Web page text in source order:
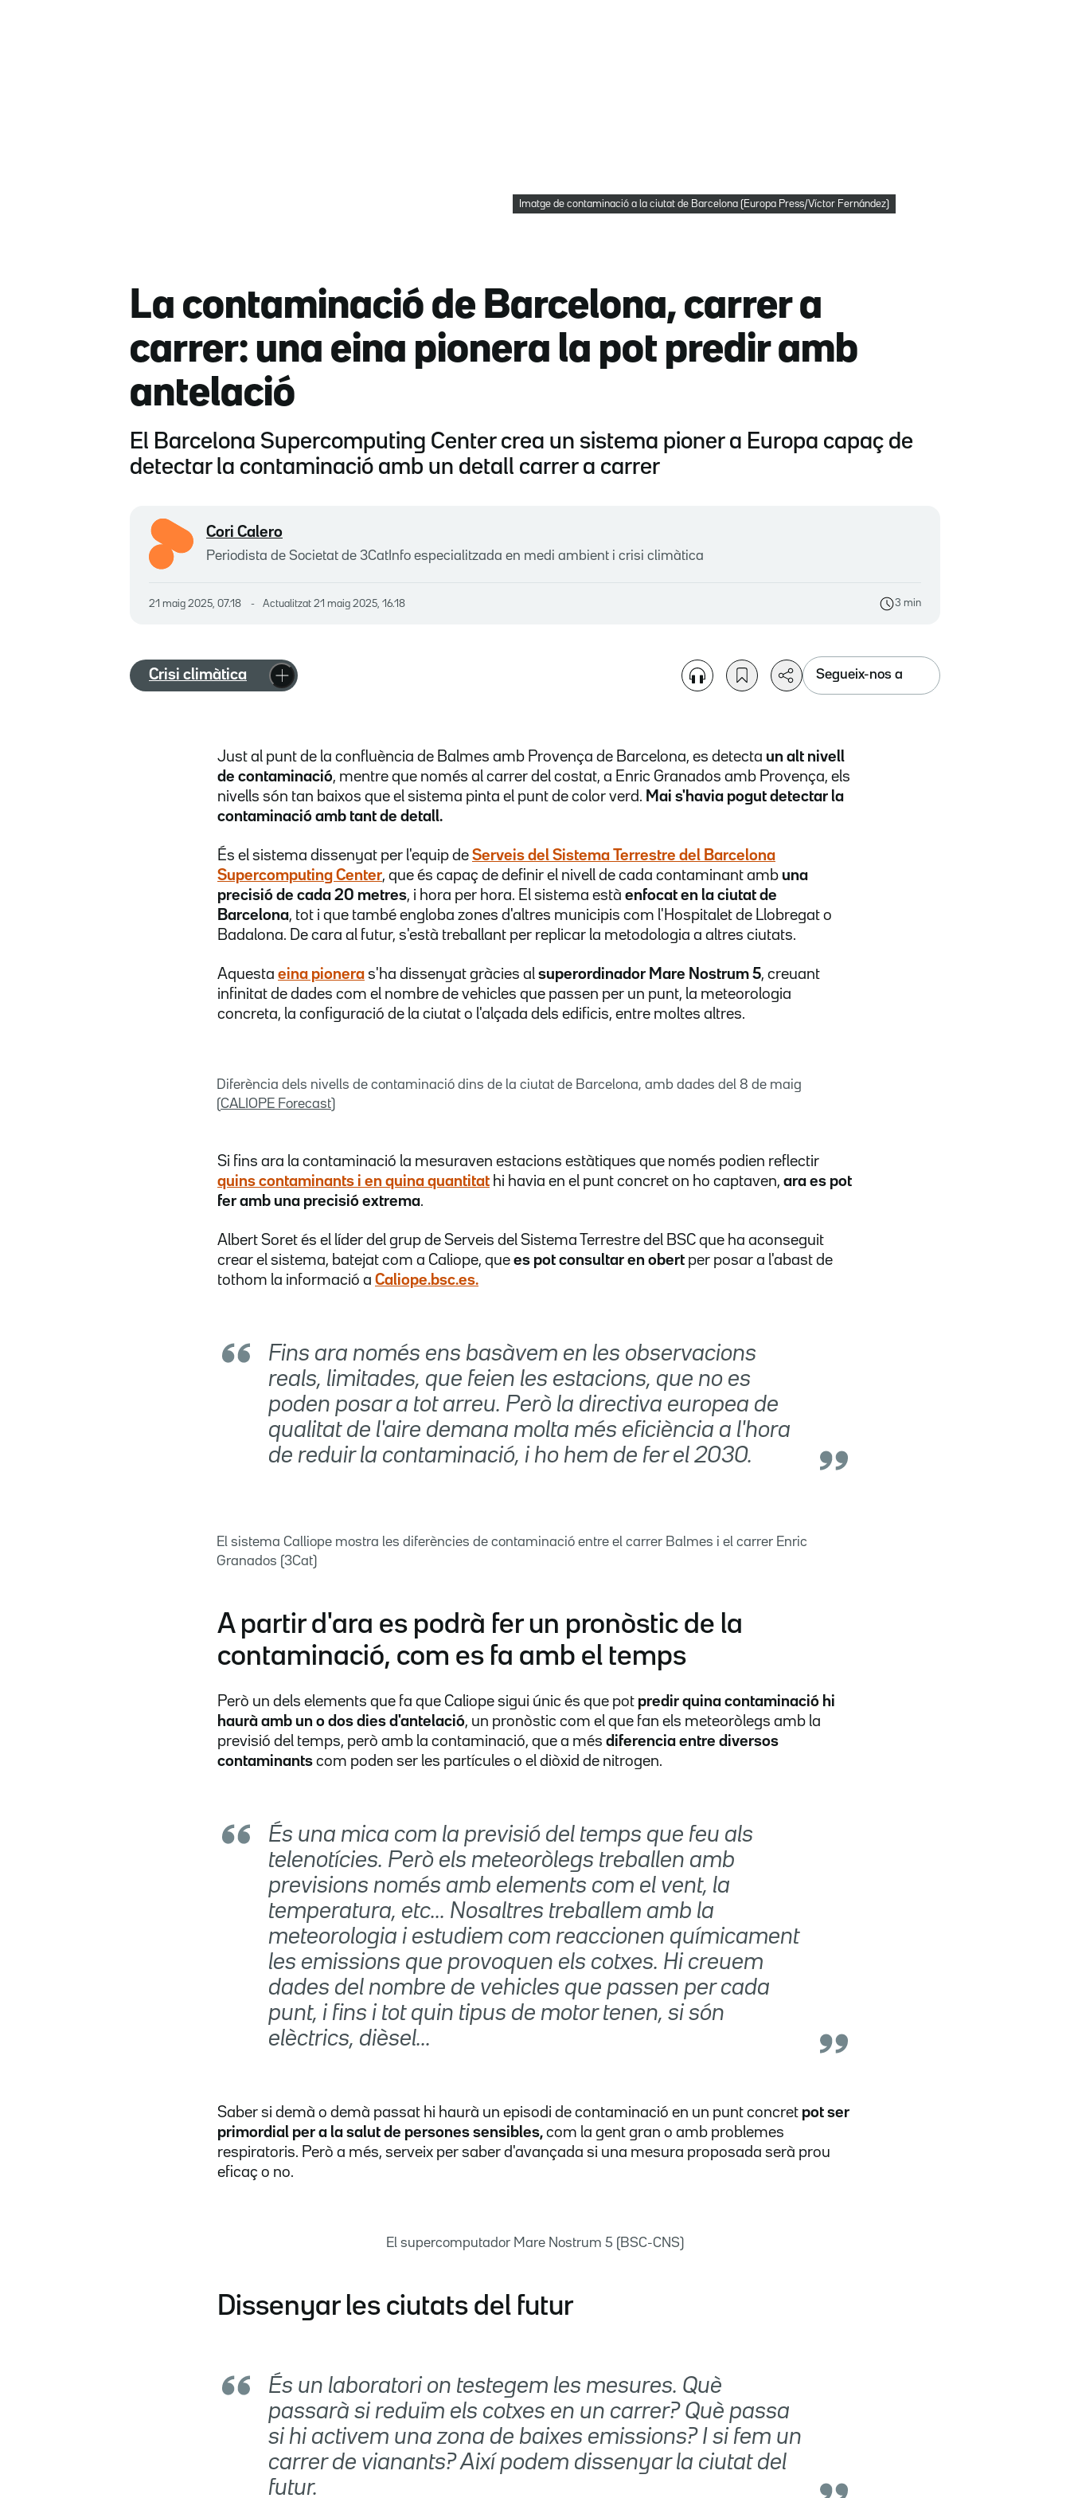
Imatge de contaminació a la ciutat de Barcelona (Europa Press/Víctor Fernández)
La contaminació de Barcelona, carrer a
carrer: una eina pionera la pot predir amb
antelació
El Barcelona Supercomputing Center crea un sistema pioner a Europa capaç de
detectar la contaminació amb un detall carrer a carrer
Cori Calero
Periodista de Societat de 3CatInfo especialitzada en medi ambient i crisi climàtica
21 maig 2025, 07.18 Actualitzat 21 maig 2025, 16.18 3 min
Crisi climàtica Segueix-nos a
Just al punt de la confluència de Balmes amb Provença de Barcelona, es detecta un alt nivell
de contaminació, mentre que només al carrer del costat, a Enric Granados amb Provença, els
nivells són tan baixos que el sistema pinta el punt de color verd. Mai s'havia pogut detectar la
contaminació amb tant de detall.
És el sistema dissenyat per l'equip de Serveis del Sistema Terrestre del Barcelona
Supercomputing Center, que és capaç de definir el nivell de cada contaminant amb una
precisió de cada 20 metres, i hora per hora. El sistema està enfocat en la ciutat de
Barcelona, tot i que també engloba zones d'altres municipis com l'Hospitalet de Llobregat o
Badalona. De cara al futur, s'està treballant per replicar la metodologia a altres ciutats.
Aquesta eina pionera s'ha dissenyat gràcies al superordinador Mare Nostrum 5, creuant
infinitat de dades com el nombre de vehicles que passen per un punt, la meteorologia
concreta, la configuració de la ciutat o l'alçada dels edificis, entre moltes altres.
Diferència dels nivells de contaminació dins de la ciutat de Barcelona, amb dades del 8 de maig
(CALIOPE Forecast)
Si fins ara la contaminació la mesuraven estacions estàtiques que només podien reflectir
quins contaminants i en quina quantitat hi havia en el punt concret on ho captaven, ara es pot
fer amb una precisió extrema.
Albert Soret és el líder del grup de Serveis del Sistema Terrestre del BSC que ha aconseguit
crear el sistema, batejat com a Caliope, que es pot consultar en obert per posar a l'abast de
tothom la informació a Caliope.bsc.es.
Fins ara només ens basàvem en les observacions
reals, limitades, que feien les estacions, que no es
poden posar a tot arreu. Però la directiva europea de
qualitat de l'aire demana molta més eficiència a l'hora
de reduir la contaminació, i ho hem de fer el 2030.
El sistema Calliope mostra les diferències de contaminació entre el carrer Balmes i el carrer Enric
Granados (3Cat)
A partir d'ara es podrà fer un pronòstic de la
contaminació, com es fa amb el temps
Però un dels elements que fa que Caliope sigui únic és que pot predir quina contaminació hi
haurà amb un o dos dies d'antelació, un pronòstic com el que fan els meteoròlegs amb la
previsió del temps, però amb la contaminació, que a més diferencia entre diversos
contaminants com poden ser les partícules o el diòxid de nitrogen.
És una mica com la previsió del temps que feu als
telenotícies. Però els meteoròlegs treballen amb
previsions només amb elements com el vent, la
temperatura, etc... Nosaltres treballem amb la
meteorologia i estudiem com reaccionen químicament
les emissions que provoquen els cotxes. Hi creuem
dades del nombre de vehicles que passen per cada
punt, i fins i tot quin tipus de motor tenen, si són
elèctrics, dièsel...
Saber si demà o demà passat hi haurà un episodi de contaminació en un punt concret pot ser
primordial per a la salut de persones sensibles, com la gent gran o amb problemes
respiratoris. Però a més, serveix per saber d'avançada si una mesura proposada serà prou
eficaç o no.
El supercomputador Mare Nostrum 5 (BSC-CNS)
Dissenyar les ciutats del futur
És un laboratori on testegem les mesures. Què
passarà si reduïm els cotxes en un carrer? Què passa
si hi activem una zona de baixes emissions? I si fem un
carrer de vianants? Així podem dissenyar la ciutat del
futur.